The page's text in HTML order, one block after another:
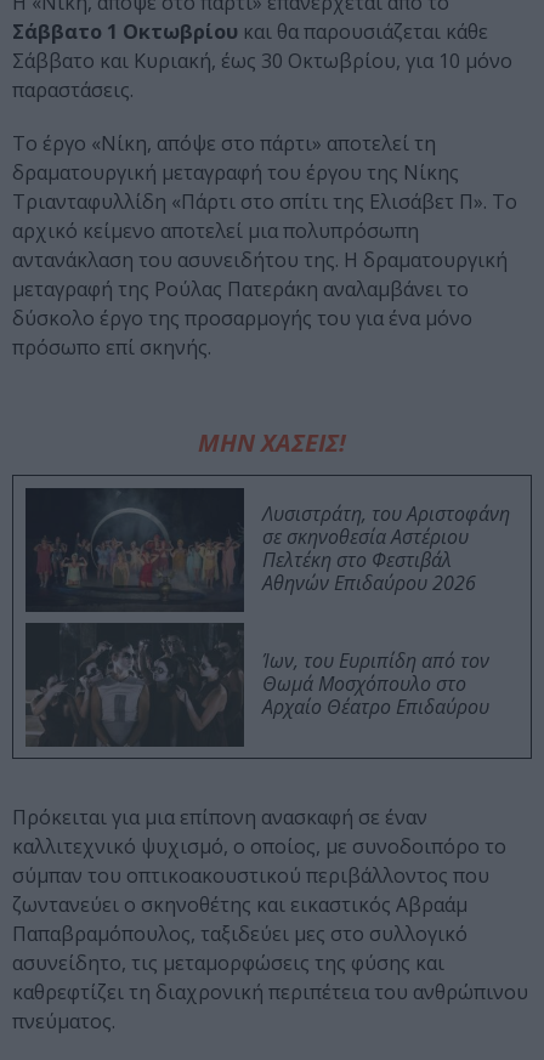
Σάββατο 1 Οκτωβρίου και θα παρουσιάζεται κάθε
Σάββατο και Κυριακή, έως 30 Οκτωβρίου, για 10 μόνο
παραστάσεις.
Το έργο «Νίκη, απόψε στο πάρτι» αποτελεί τη
δραματουργική μεταγραφή του έργου της Νίκης
Τριανταφυλλίδη «Πάρτι στο σπίτι της Ελισάβετ Π». Το
αρχικό κείμενο αποτελεί μια πολυπρόσωπη
αντανάκλαση του ασυνειδήτου της. Η δραματουργική
μεταγραφή της Ρούλας Πατεράκη αναλαμβάνει το
δύσκολο έργο της προσαρμογής του για ένα μόνο
πρόσωπο επί σκηνής.
ΜΗΝ ΧΑΣΕΙΣ!
Λυσιστράτη, του Αριστοφάνη
σε σκηνοθεσία Αστέριου
Πελτέκη στο Φεστιβάλ
Αθηνών Επιδαύρου 2026
Ίων, του Ευριπίδη από τον
Θωμά Μοσχόπουλο στο
Αρχαίο Θέατρο Επιδαύρου
Πρόκειται για μια επίπονη ανασκαφή σε έναν
καλλιτεχνικό ψυχισμό, ο οποίος, με συνοδοιπόρο το
σύμπαν του οπτικοακουστικού περιβάλλοντος που
ζωντανεύει ο σκηνοθέτης και εικαστικός Αβραάμ
Παπαβραμόπουλος, ταξιδεύει μες στο συλλογικό
ασυνείδητο, τις μεταμορφώσεις της φύσης και
καθρεφτίζει τη διαχρονική περιπέτεια του ανθρώπινου
πνεύματος.